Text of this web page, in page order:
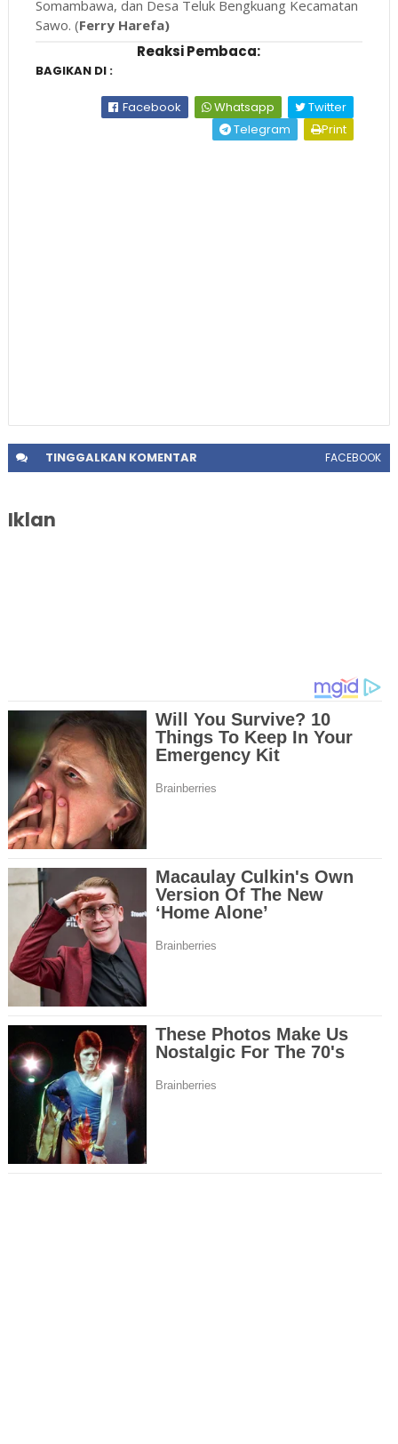
Somambawa, dan Desa Teluk Bengkuang Kecamatan
Sawo. (Ferry Harefa)
Reaksi Pembaca:
BAGIKAN DI :
Facebook Whatsapp
Twitter
Telegram
Print
TINGGALKANKOMENTAR FACEBOOK
Iklan